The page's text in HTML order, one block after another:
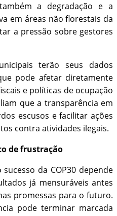
a degradação e a
em áreas não florestais da
a pressão sobre gestores
terão seus dados
pode afetar diretamente
e políticas de ocupação
que a transparência em
escusos e facilitar ações
contra atividades ilegais.
de frustração
da COP30 depende
já mensuráveis antes
promessas para o futuro.
pode terminar marcada